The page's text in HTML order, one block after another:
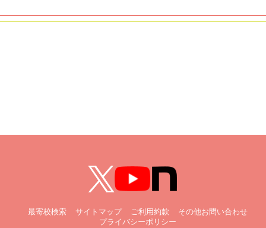
最寄校検索 サイトマップ ご利用約款
その他お問い合わせ
プライバシーポリシー